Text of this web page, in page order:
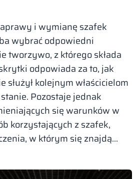
i wymianę szafek
wybrać odpowiedni
tworzywo, z którego składa
odpowiada za to, jak
służył kolejnym właścicielom
Pozostaje jednak
się warunków w
korzystających z szafek,
w którym się znajdą…